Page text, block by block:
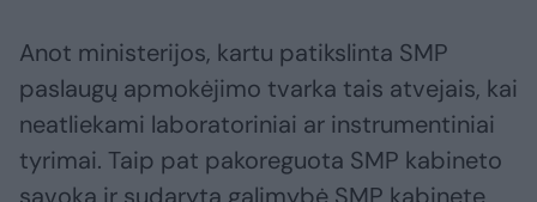
Anot ministerijos, kartu patikslinta SMP
paslaugų apmokėjimo tvarka tais atvejais, kai
neatliekami laboratoriniai ar instrumentiniai
tyrimai. Taip pat pakoreguota SMP kabineto
sąvoka ir sudaryta galimybė SMP kabinete